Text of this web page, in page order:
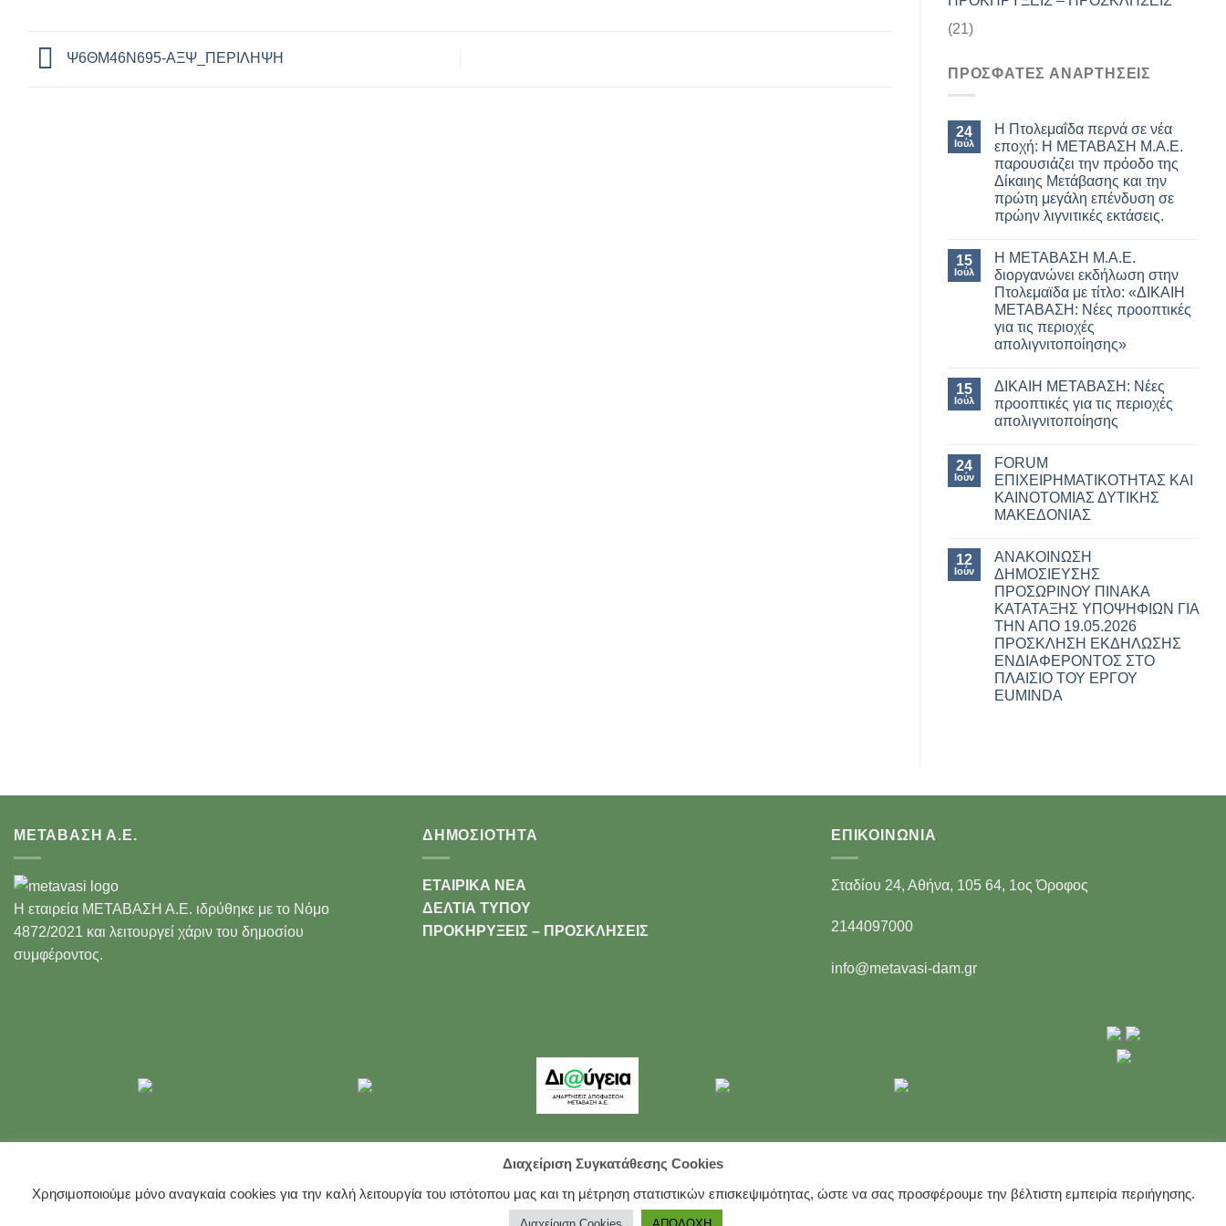
Ψ6ΘΜ46Ν695-ΑΞΨ_ΠΕΡΙΛΗΨΗ
(21)
ΠΡΟΣΦΑΤΕΣ ΑΝΑΡΤΗΣΕΙΣ
24
Ιούλ
Η Πτολεμαΐδα περνά σε νέα
εποχή: Η ΜΕΤΑΒΑΣΗ Μ.Α.Ε.
παρουσιάζει την πρόοδο της
Δίκαιης Μετάβασης και την
πρώτη μεγάλη επένδυση σε
πρώην λιγνιτικές εκτάσεις.
15
Ιούλ
Η ΜΕΤΑΒΑΣΗ Μ.Α.Ε.
διοργανώνει εκδήλωση στην
Πτολεμαϊδα με τίτλο: «ΔΙΚΑΙΗ
ΜΕΤΑΒΑΣΗ: Νέες προοπτικές
για τις περιοχές
απολιγνιτοποίησης»
15
Ιούλ
ΔΙΚΑΙΗ ΜΕΤΑΒΑΣΗ: Νέες
προοπτικές για τις περιοχές
απολιγνιτοποίησης
24
Ιούν
FORUM
ΕΠΙΧΕΙΡΗΜΑΤΙΚΟΤΗΤΑΣ ΚΑΙ
ΚΑΙΝΟΤΟΜΙΑΣ ΔΥΤΙΚΗΣ
ΜΑΚΕΔΟΝΙΑΣ
12
Ιούν
ΑΝΑΚΟΙΝΩΣΗ
ΔΗΜΟΣΙΕΥΣΗΣ
ΠΡΟΣΩΡΙΝΟΥ ΠΙΝΑΚΑ
ΚΑΤΑΤΑΞΗΣ ΥΠΟΨΗΦΙΩΝ ΓΙΑ
ΤΗΝ ΑΠO 19.05.2026
ΠΡΟΣΚΛΗΣΗ ΕΚΔΗΛΩΣΗΣ
ΕΝΔΙΑΦΕΡΟΝΤΟΣ ΣΤΟ
ΠΛΑΙΣΙΟ ΤΟΥ ΕΡΓΟΥ
EUMINDA
ΜΕΤΑΒΑΣΗ Α.Ε.
Η εταιρεία ΜΕΤΑΒΑΣΗ Α.Ε. ιδρύθηκε με το Νόμο
4872/2021 και λειτουργεί χάριν του δημοσίου
συμφέροντος.
ΔΗΜΟΣΙΟΤΗΤΑ
ΕΤΑΙΡΙΚΑ ΝΕΑ
ΔΕΛΤΙΑ ΤΥΠΟΥ
ΠΡΟΚΗΡΥΞΕΙΣ – ΠΡΟΣΚΛΗΣΕΙΣ
ΕΠΙΚΟΙΝΩΝΊΑ
Σταδίου 24, Αθήνα, 105 64, 1ος Όροφος
2144097000
info@metavasi-dam.gr
(C) ΜΕΤΑΒΑΣΗ Α.Ε.
ΠΟΛΙΤΙΚΉ ΠΡΟΣΤΑΣΊΑΣ ΠΡΟΣΩΠΙΚΏΝ ΔΕΔΟΜΈΝΩΝ ΠΟΛΙΤΙΚΉ ΑΠΟΡΡΉΤΟΥ
Διαχείριση Συγκατάθεσης Cookies
Χρησιμοποιούμε μόνο αναγκαία cookies για την καλή λειτουργία του ιστότοπου μας και τη μέτρηση στατιστικών επισκεψιμότητας, ώστε να σας προσφέρουμε την βέλτιστη εμπειρία περιήγησης.